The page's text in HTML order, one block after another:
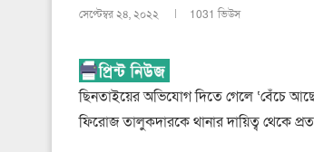
সেপ্টেম্বর ২৪, ২০২২ 1031 ভিউস
ছিনতাইয়ের অভিযোগ দিতে গেলে ‘বেঁচে
ফিরোজ তালুকদারকে থানার দায়িত্ব থেকে